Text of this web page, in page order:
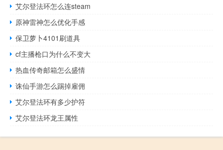
艾尔登法环怎么连steam
原神雷神怎么优化手感
保卫萝卜4101刷道具
cf主播枪口为什么不变大
热血传奇邮箱怎么盛情
诛仙手游怎么踢掉雇佣
艾尔登法环有多少护符
艾尔登法环龙王属性